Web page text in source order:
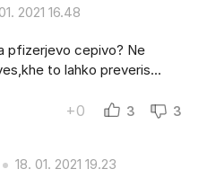
2021 16.48
pfizerjevo cepivo? Ne
to lahko preveris...
+0 3 3
18. 01. 2021 19.23